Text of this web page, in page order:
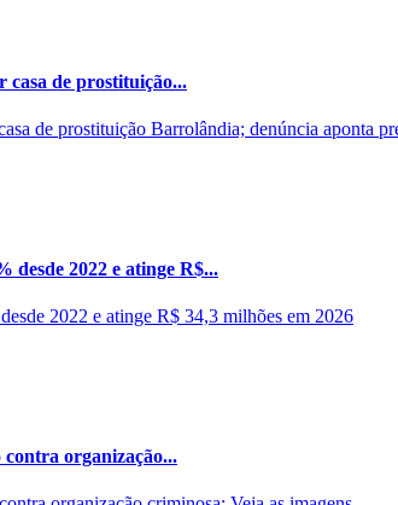
casa de prostituição...
desde 2022 e atinge R$...
organização...